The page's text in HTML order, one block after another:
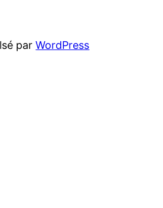
parWordPress